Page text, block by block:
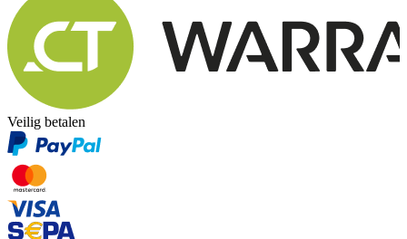
Veilig betalen